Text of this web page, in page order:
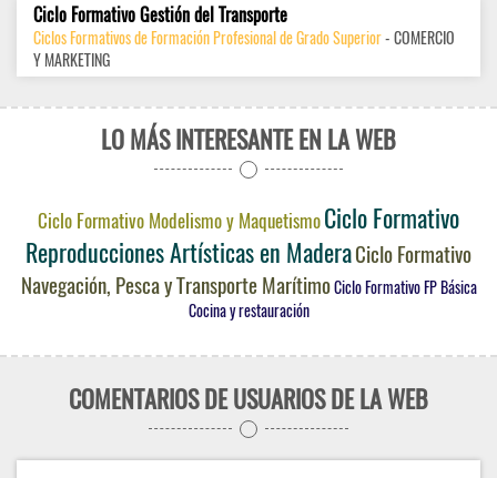
Ciclo Formativo Gestión del Transporte
Ciclos Formativos de Formación Profesional de Grado Superior- COMERCIO
Y MARKETING
LO MÁS INTERESANTE EN LA WEB
Ciclo Formativo Modelismo y MaquetismoCiclo Formativo
Reproducciones Artísticas en MaderaCiclo Formativo
Navegación, Pesca y Transporte MarítimoCiclo Formativo FP Básica
Cocina y restauración
COMENTARIOS DE USUARIOS DE LA WEB